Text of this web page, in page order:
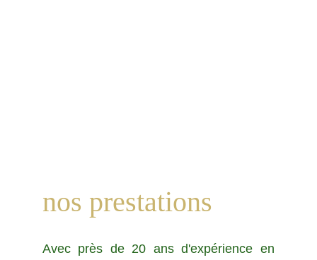
nos prestations
Avec près de 20 ans d'expérience en